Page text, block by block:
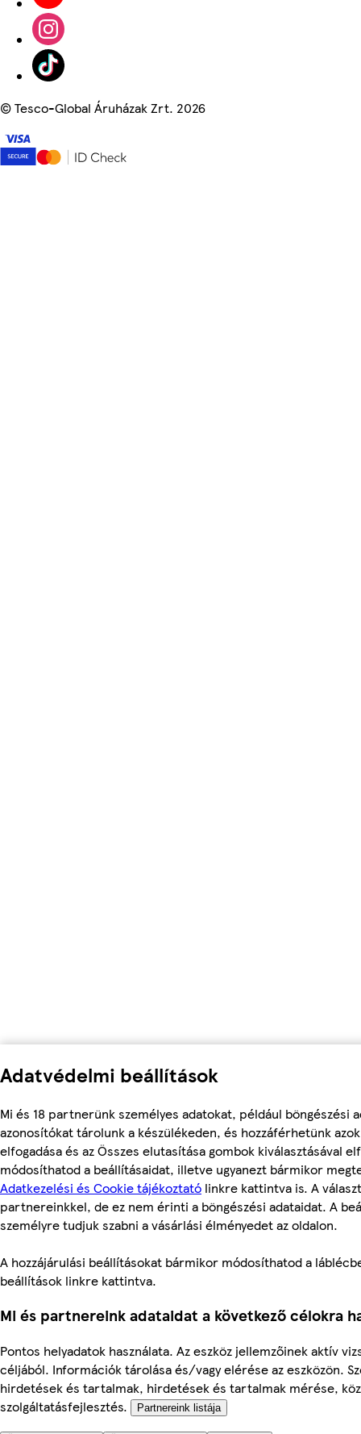
Adatvédelmi beállítások
Mi és 18 partnerünk személyes adatokat, például böngészési
azonosítókat tárolunk a készülékeden, és hozzáférhetünk
elfogadása és az Összes elutasítása gombok kiválasztásával
módosíthatod a beállításaidat, illetve ugyanezt bármikor
Adatkezelési és Cookie tájékoztató linkre kattintva is. A
partnereinkkel, de ez nem érinti a böngészési adataidat. A
személyre tudjuk szabni a vásárlási élményedet az oldalon.
A hozzájárulási beállításokat bármikor módosíthatod a
beállítások linkre kattintva.
Mi és partnereink adataidat a következő célokra
Pontos helyadatok használata. Az eszköz jellemzőinek aktív
céljából. Információk tárolása és/vagy elérése az eszközön.
hirdetések és tartalmak, hirdetések és tartalmak mérése,
szolgáltatásfejlesztés.
Partnereink listája
©Tesco-Global Áruházak Zrt. 2026